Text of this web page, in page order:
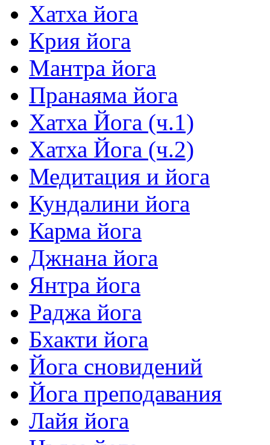
Хатха йога
Крия йога
Мантра йога
Пранаяма йога
Хатха Йога (ч.1)
Хатха Йога (ч.2)
Медитация и йога
Кундалини йога
Карма йога
Джнана йога
Янтра йога
Раджа йога
Бхакти йога
Йога сновидений
Йога преподавания
Лайя йога